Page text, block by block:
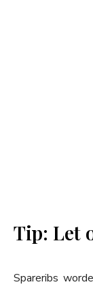
Tip: Let
Spareribs